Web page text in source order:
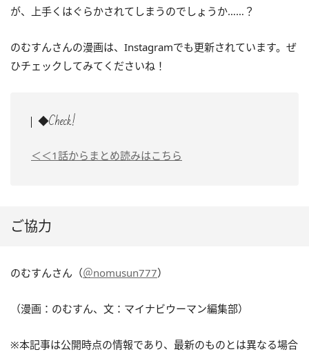
が、上手くはぐらかされてしまうのでしょうか……？
のむすんさんの漫画は、Instagramでも更新されています。ぜ
ひチェックしてみてくださいね！
◆Check!
＜＜1話からまとめ読みはこちら
ご協力
のむすんさん（＠nomusun777）
（漫画：のむすん、文：マイナビウーマン編集部）
※本記事は公開時点の情報であり、最新のものとは異なる場合